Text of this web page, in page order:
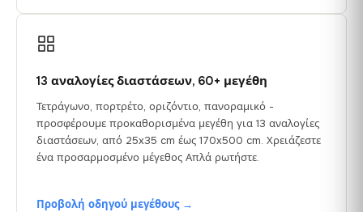
13 αναλογίες διαστάσεων, 60+ μεγέθη
Τετράγωνο, πορτρέτο, οριζόντιο, πανοραμικό -
προσφέρουμε προκαθορισμένα μεγέθη για 13 αναλογίες
διαστάσεων, από 25x35 cm έως 170x500 cm. Χρειάζεστε
ένα προσαρμοσμένο μέγεθος Απλά ρωτήστε.
Προβολή οδηγού μεγέθους →